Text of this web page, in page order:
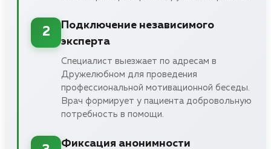
2
Подключение независимого
эксперта
Специалист выезжает по адресам в
Дружелюбном для проведения
профессиональной мотивационной беседы.
Врач формирует у пациента добровольную
потребность в помощи.
Фиксация анонимности